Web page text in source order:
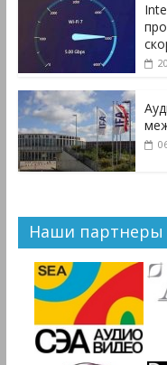
Наши партнеры